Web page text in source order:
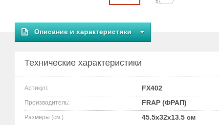
Описание и характеристики
Технические характеристики
Артикул: FX402
Производитель: FRAP (ФРАП)
Размеры (см.): 45.5x32x13.5 см